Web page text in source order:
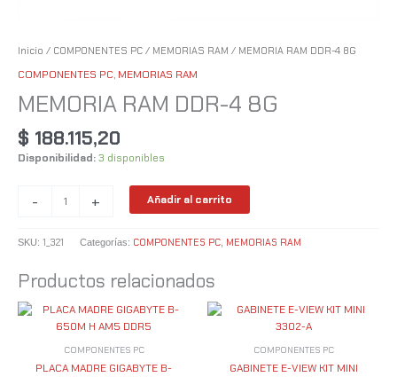
Inicio / COMPONENTES PC / MEMORIAS RAM / MEMORIA RAM DDR-4 8G
COMPONENTES PC, MEMORIAS RAM
MEMORIA RAM DDR-4 8G
$ 188.115,20
Disponibilidad:3 disponibles
- + Añadir al carrito
SKU: 1_321 Categorías: COMPONENTES PC MEMORIAS RAM
Productos relacionados
COMPONENTES PC
PLACA MADRE GIGABYTE B-
COMPONENTES PC
GABINETE E-VIEW KIT MINI